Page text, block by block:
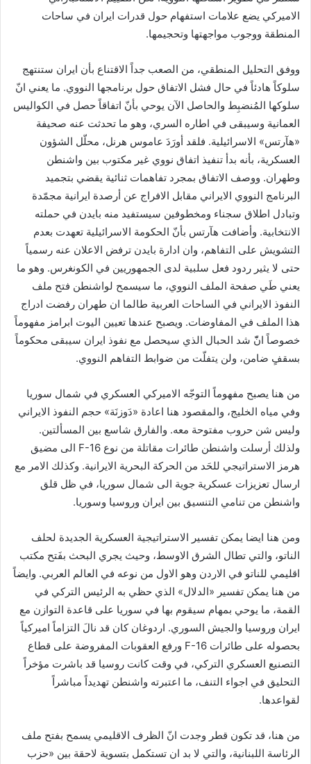
الاميركي يضع علامات استفهام حول قدرات ايران في ساحات
المنطقة ووجوب مواجهتها وتحجيمها.
ووفق التحليل المنطقي، من الصعب جداً الاقتناع بأن ايران ستنتهج
سلوكاً هادئاً في حال فشل الاتفاق حول برنامجها النووي. ما يعني انّ
سلوكها المُنضبِط والحاصل الآن يوحي بأنّ اتفاقاً حصل في الكواليس
العمانية وسيبقى في اطاره السري، وهو ما تحدثت عنه صحيفة
«هآرتس» الاسرائيلية. فلقد أورَدَ عاموس هرنل، محلّل الشؤون
العسكرية، بأنه بدأ تنفيذ اتفاق نووي غير مكتوب بين واشنطن
وطهران. ووصف الاتفاق بمجرد تفاهمات ثنائية يقضي بتجميد
البرنامج النووي الايراني مقابل الافراج عن أرصدة ايرانية مجمّدة
وتبادل اطلاق سجناء ومخطوفين سيستفيد منه بايدن في حملته
الانتخابية. وأضافت هآرتس بأنّ الحكومة الاسرائيلية تعهدت بعدم
التشويش على التفاهم، وان ادارة بايدن ترفض الاعلان عنه رسمياً
حتى لا يثير ردود فعل سلبية لدى الجمهوريين في الكونغرس. وهو ما
يعني طَي صفحة الملف النووي، ما سيسمح لواشنطن فتح ملف
النفوذ الايراني في الساحات العربية طالما ان طهران رفضت ادراج
هذا الملف في المفاوضات. ويصبح عندها تعيين اليوت ابرامز مفهوماً
خصوصاً انّّ شد الحبال الذي سيحصل مع نفوذ ايران سيبقى محكوماً
بسقفٍ ضامن، ولن يتفلّت من ضوابط التفاهم النووي.
من هنا يصبح مفهوماً التوجّه الاميركي العسكري في شمال سوريا
وفي مياه الخليج، والمقصود هنا اعادة «دَوزنَة» حجم النفوذ الايراني
وليس شن حروب مفتوحة معه. والفارق شاسع بين المسألتين.
ولذلك أرسلت واشنطن طائرات مقاتلة من نوع F-16 الى مضيق
هرمز الاستراتيجي للحَد من الحركة البحرية الايرانية. وكذلك الامر مع
ارسال تعزيزات عسكرية جوية الى شمال سوريا، في ظل قلق
واشنطن من تنامي التنسيق بين ايران وروسيا وسوريا.
ومن هنا ايضا يمكن تفسير الاستراتيجية العسكرية الجديدة لحلف
الناتو، والتي تطال الشرق الاوسط، وحيث يجري البحث بفَتح مكتب
اقليمي للناتو في الاردن وهو الاول من نوعه في العالم العربي. وايضاً
من هنا يمكن تفسير «الدلال» الذي حظي به الرئيس التركي في
القمة، ما يوحي بمهام سيقوم بها في سوريا على قاعدة التوازن مع
ايران وروسيا والجيش السوري. اردوغان كان قد نالَ التزاماً اميركياً
بحصوله على طائرات F-16 ورفع العقوبات المفروضة على قطاع
التصنيع العسكري التركي، في وقت كانت روسيا قد باشرت مؤخراً
التحليق في اجواء التنف، ما اعتبرته واشنطن تهديداً مباشراً
لقواعدها.
من هنا، قد تكون قطر وجدت انّ الظرف الاقليمي يسمح بفتح ملف
الرئاسة اللبنانية، والتي لا بد ان تستكمل بتسوية لاحقة بين «حزب